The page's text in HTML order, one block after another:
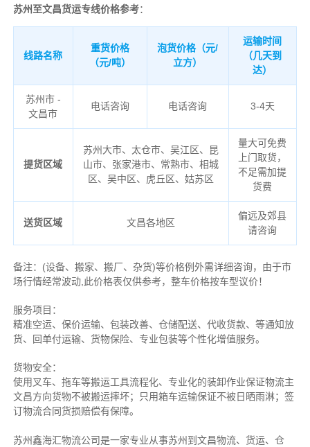
苏州至文昌货运专线价格参考：
线路名称
重货价格
（元/吨）
泡货价格（元/
立方）
运输时间
（几天到
达）
苏州市 -
文昌市
电话咨询 电话咨询 3-4天
提货区域
苏州大市、太仓市、吴江区、昆
山市、张家港市、常熟市、相城
区、吴中区、虎丘区、姑苏区
量大可免费
上门取货，
不足需加提
货费
送货区域 文昌各地区
偏远及郊县
请咨询
备注： (设备、搬家、搬厂、杂货)等价格例外需详细咨询，由于市
场行情经常波动,此价格表仅供参考，整车价格按车型议价！
服务项目：
精准空运、保价运输、包装改善、仓储配送、代收货款、等通知放
货、回单付运输、货物保险、专业包装等个性化增值服务。
货物安全：
使用叉车、拖车等搬运工具流程化、专业化的装卸作业保证物流主
文昌方向货物不被搬运摔坏；只用箱车运输保证不被日晒雨淋；签
订物流合同货损赔偿有保障。
苏州鑫海汇物流公司是一家专业从事苏州到文昌物流、货运、仓